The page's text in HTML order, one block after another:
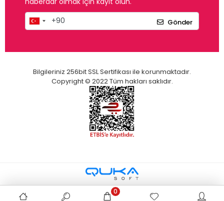
Gönder
Bilgileriniz 256bit SSL Sertifikası ile korunmaktadır.
Copyright © 2022 Tüm hakları saklıdır.
0